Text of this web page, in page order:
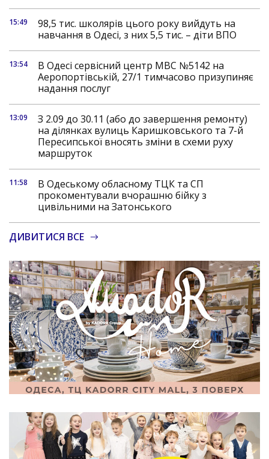
15:49
98,5 тис. школярів цього року вийдуть на
навчання в Одесі, з них 5,5 тис. – діти ВПО
13:54
В Одесі сервісний центр МВС №5142 на
Аеропортівській, 27/1 тимчасово призупиняє
надання послуг
13:09
З 2.09 до 30.11 (або до завершення ремонту)
на ділянках вулиць Каришковського та 7-й
Пересипської вносять зміни в схеми руху
маршруток
11:58
В Одеському обласному ТЦК та СП
прокоментували вчорашню бійку з
цивільними на Затонського
ДИВИТИСЯ ВСЕ